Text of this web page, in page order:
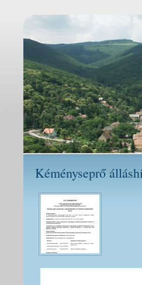
Kéményseprő